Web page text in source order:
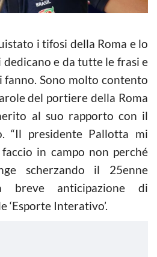
i tifosi della Roma e lo
e da tutte le frasi e
fanno. Sono molto contento
del portiere della Roma
al suo rapporto con il
“Il presidente Pallotta mi
in campo non perché
scherzando il 25enne
breve anticipazione di
‘Esporte Interativo’.